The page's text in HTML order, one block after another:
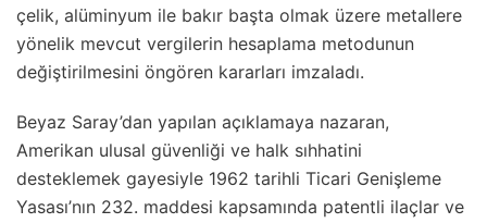
çelik, alüminyum ile bakır başta olmak üzere metallere
yönelik mevcut vergilerin hesaplama metodunun
değiştirilmesini öngören kararları imzaladı.
Beyaz Saray’dan yapılan açıklamaya nazaran,
Amerikan ulusal güvenliği ve halk sıhhatini
desteklemek gayesiyle 1962 tarihli Ticari Genişleme
Yasası’nın 232. maddesi kapsamında patentli ilaçlar ve